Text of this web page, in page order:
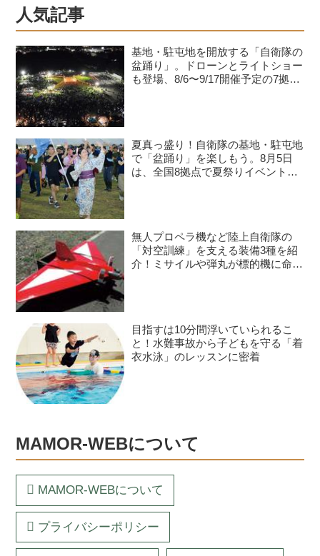
人気記事
基地・駐屯地を開放する「自衛隊の
盆踊り」。ドローンとライトショー
も登場、8/6〜9/17開催予定の7拠点
夏真っ盛り！自衛隊の基地・駐屯地
で「盆踊り」を楽しもう。8月5日
は、全国8拠点で夏祭りイベントが
無人プロペラ機など陸上自衛隊の
「対空訓練」を支える装備3種を紹
介！ミサイルや弾丸が標的機に命中
目指すは10分間浮いていられるこ
と！水難事故から子どもを守る「着
衣水泳」のレッスンに密着
MAMOR-WEBについて
MAMOR-WEBについて
プライバシーポリシー